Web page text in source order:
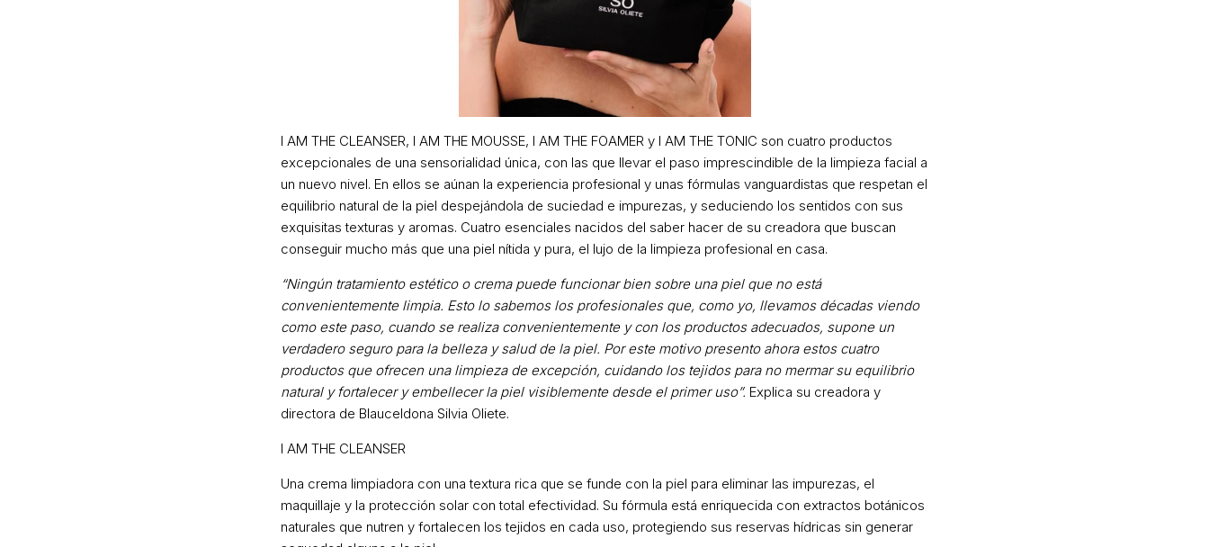
I AM THE CLEANSER, I AM THE MOUSSE, I AM THE FOAMER y I AM THE TONIC son cuatro productos
excepcionales de una sensorialidad única, con las que llevar el paso imprescindible de la limpieza facial a
un nuevo nivel. En ellos se aúnan la experiencia profesional y unas fórmulas vanguardistas que respetan el
equilibrio natural de la piel despejándola de suciedad e impurezas, y seduciendo los sentidos con sus
exquisitas texturas y aromas. Cuatro esenciales nacidos del saber hacer de su creadora que buscan
conseguir mucho más que una piel nítida y pura, el lujo de la limpieza profesional en casa.
“Ningún tratamiento estético o crema puede funcionar bien sobre una piel que no está
convenientemente limpia. Esto lo sabemos los profesionales que, como yo, llevamos décadas viendo
como este paso, cuando se realiza convenientemente y con los productos adecuados, supone un
verdadero seguro para la belleza y salud de la piel. Por este motivo presento ahora estos cuatro
productos que ofrecen una limpieza de excepción, cuidando los tejidos para no mermar su equilibrio
natural y fortalecer y embellecer la piel visiblemente desde el primer uso”. Explica su creadora y
directora de Blauceldona Silvia Oliete.
I AM THE CLEANSER
Una crema limpiadora con una textura rica que se funde con la piel para eliminar las impurezas, el
maquillaje y la protección solar con total efectividad. Su fórmula está enriquecida con extractos botánicos
naturales que nutren y fortalecen los tejidos en cada uso, protegiendo sus reservas hídricas sin generar